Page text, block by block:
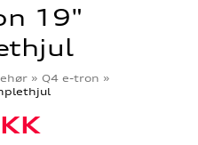
19"
» Q4 e-tron »